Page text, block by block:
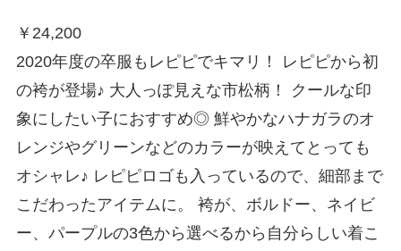
￥ 24,200
2020年度の卒服もレピピでキマリ！ レピピから初
の袴が登場♪ 大人っぽ見えな市松柄！ クールな印
象にしたい子におすすめ◎ 鮮やかなハナガラのオ
レンジやグリーンなどのカラーが映えてとっても
オシャレ♪ レピピロゴも入っているので、細部まで
こだわったアイテムに。 袴が、ボルドー、ネイビ
ー、パープルの3色から選べるから自分らしい着こ